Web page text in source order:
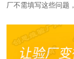
厂不需填写这些问题